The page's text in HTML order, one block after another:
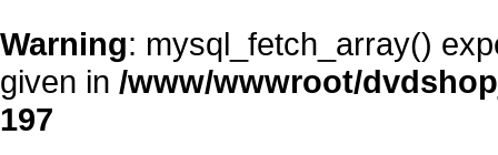
Warning: mysql_fetch_array()
given in /www/wwwroot/
197